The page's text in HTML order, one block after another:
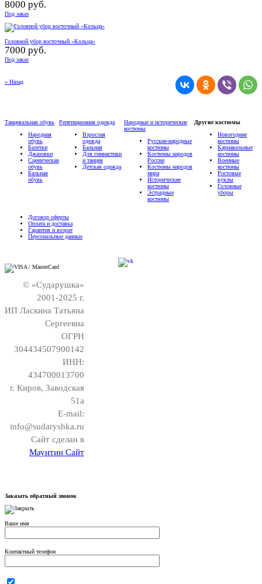
8000 руб.
Под заказ
Головной убор восточный «Кольца»
7000 руб.
Под заказ
« Назад
Танцевальная обувь
Народная
обувь
Балетки
Джазовки
Сценическая
обувь
Бальная
обувь
Репетиционная одежда
Взрослая
одежда
Бальная
Для гимнастики
и танцев
Детская одежда
Народные и исторические
костюмы
Русские-народные
костюмы
Костюмы народов
России
Костюмы народов
мира
Исторические
костюмы
Эстрадные
костюмы
Другие костюмы
Новогодние
костюмы
Карнавальные
костюмы
Военные
костюмы
Ростовые
куклы
Головные
уборы
Договор оферты
Оплата и доставка
Гарантия и возрат
Персональные данные
© «Сударушка»
2001-2025 г.
ИП Ласкина Татьяна
Сергеевна
ОГРН
304434507900142
ИНН:
434700013700
г. Киров, Заводская
51а
E-mail:
info@sudaryshka.ru
Сайт сделан в
Маунтин Сайт
Заказать обратный звонок
Ваше имя
Контактный телефон